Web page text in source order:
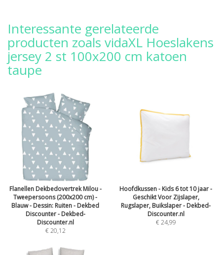
Interessante gerelateerde
producten zoals vidaXL Hoeslakens
jersey 2 st 100x200 cm katoen
taupe
Flanellen Dekbedovertrek Milou -
Tweepersoons (200x200 cm) -
Blauw - Dessin: Ruiten - Dekbed
Discounter - Dekbed-
Discounter.nl
€ 20,12
Hoofdkussen - Kids 6 tot 10 jaar -
Geschikt Voor Zijslaper,
Rugslaper, Buikslaper - Dekbed-
Discounter.nl
€ 24,99